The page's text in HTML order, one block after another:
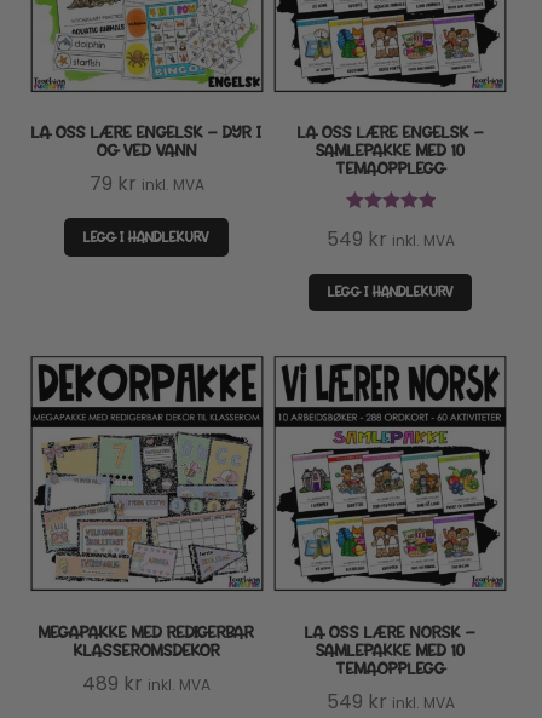
LA OSS LÆRE ENGELSK – DYR I
OG VED VANN
79 kr inkl. MVA
LEGG I HANDLEKURV
LA OSS LÆRE ENGELSK –
SAMLEPAKKE MED 10
TEMAOPPLEGG
549 kr inkl. MVA
LEGG I HANDLEKURV
MEGAPAKKE MED REDIGERBAR
KLASSEROMSDEKOR
489 kr inkl. MVA
LA OSS LÆRE NORSK –
SAMLEPAKKE MED 10
TEMAOPPLEGG
549 kr inkl. MVA